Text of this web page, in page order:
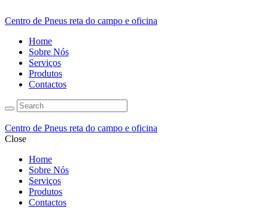
Centro de Pneus reta do campo e oficina
Home
Sobre Nós
Serviços
Produtos
Contactos
Centro de Pneus reta do campo e oficina
Close
Home
Sobre Nós
Serviços
Produtos
Contactos